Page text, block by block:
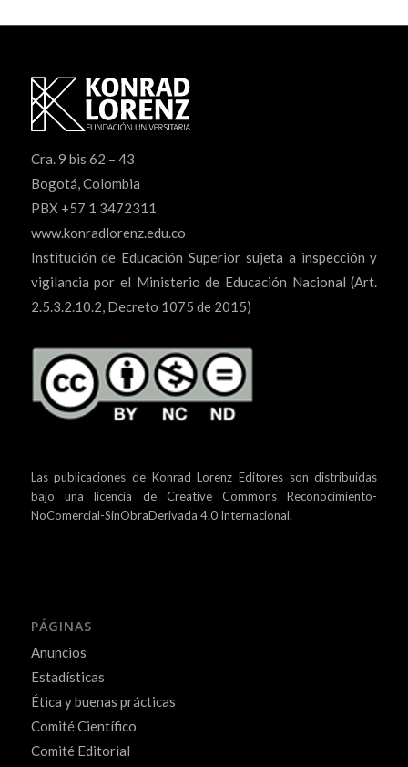
Cra. 9 bis 62 – 43
Bogotá, Colombia
PBX +57 1 3472311
www.konradlorenz.edu.co
Institución de Educación Superior sujeta a inspección y
vigilancia por el Ministerio de Educación Nacional (Art.
2.5.3.2.10.2, Decreto 1075 de 2015)
Las publicaciones de Konrad Lorenz Editores son distribuidas
bajo unalicencia de Creative Commons Reconocimiento-
NoComercial-SinObraDerivada 4.0 Internacional.
PÁGINAS
Anuncios
Estadísticas
Ética y buenas prácticas
Comité Científico
Comité Editorial